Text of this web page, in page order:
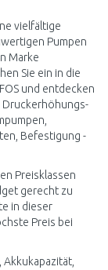
vielfältige
Pumpen
Marke
Sie ein in die
und entdecken
Druckerhöhungs-
Befestigung -
Preisklassen
gerecht zu
in dieser
Preis bei